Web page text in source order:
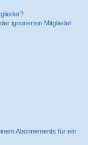
ignorierten Mitglieder
Abonnements für ein